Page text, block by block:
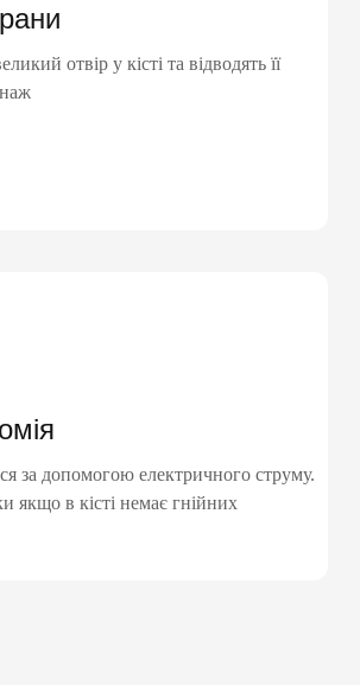
отвір у кісті та відводять її
за допомогою електричного струму.
якщо в кісті немає гнійних